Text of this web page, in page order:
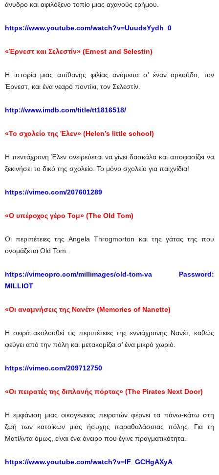
άνυδρο και αφιλόξενο τοπίο μιας αχανούς ερήμου.
https://www.youtube.com/watch?v=UuudsYydh_0
«Έρνεστ και Σελεστίν» (Ernest and Selestin)
Η ιστορία μιας απίθανης φιλίας ανάμεσα σ’ έναν αρκούδο, τον
Έρνεστ, και ένα νεαρό ποντίκι, τον Σελεστίν.
http://www.imdb.com/title/tt1816518/
«Το σχολείο της Έλεν» (Helen’s little school)
Η πεντάχρονη Έλεν ονειρεύεται να γίνει δασκάλα και αποφασίζει να
ξεκινήσει το δικό της σχολείο. Το μόνο σχολείο για παιχνίδια!
https://vimeo.com/207601289
«Ο υπέροχος γέρο Τομ» (The Old Tom)
Οι περιπέτειες της Angela Throgmorton και της γάτας της που
ονομάζεται Old Tom.
https://vimeopro.com/millimages/old-tom-va
Password:
MILLIOT
«Οι αναμνήσεις της Νανέτ» (Memories of Nanette)
Η σειρά ακολουθεί τις περιπέτειες της εννιάχρονης Νανέτ, καθώς
φεύγει από την πόλη και μετακομίζει σ’ ένα μικρό χωριό.
https://vimeo.com/209712750
«Οι πειρατές της διπλανής πόρτας» (The Pirates Next Door)
Η εμφάνιση μιας οικογένειας πειρατών φέρνει τα πάνω-κάτω στη
ζωή των κατοίκων μιας ήσυχης παραθαλάσσιας πόλης. Για τη
Ματίλντα όμως, είναι ένα όνειρο που έγινε πραγματικότητα.
https://www.youtube.com/watch?v=IF_GCHgAXyA